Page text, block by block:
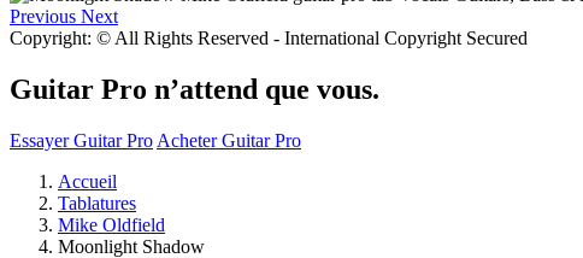
Previous Next
Copyright: © All Rights Reserved - International Copyright Secured
Guitar Pro n’attend que vous.
Essayer Guitar Pro Acheter Guitar Pro
Accueil
Tablatures
Mike Oldfield
Moonlight Shadow